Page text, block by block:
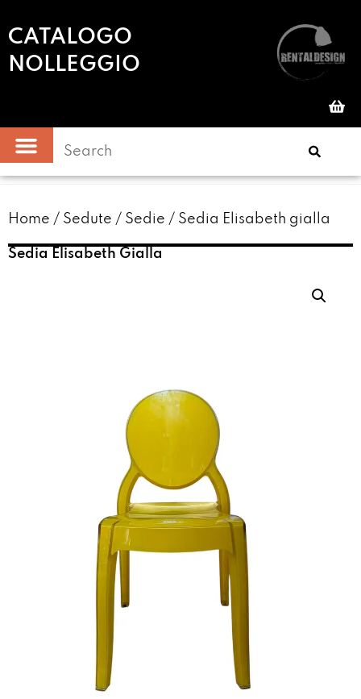
CATALOGO
NOLLEGGIO
Home / Sedute / Sedie / Sedia Elisabeth gialla
Sedia Elisabeth Gialla